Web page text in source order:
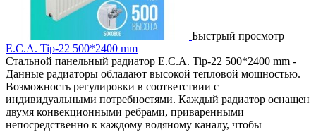
Быстрый просмотр
E.C.A. Tip-22 500*2400 mm
Стальной панельный радиатор E.C.A. Tip-22 500*2400 mm -
Данные радиаторы обладают высокой тепловой мощностью.
Возможность регулировки в соответствии с
индивидуальными потребностями. Каждый радиатор оснащен
двумя конвекционными ребрами, приваренными
непосредственно к каждому водяному каналу, чтобы